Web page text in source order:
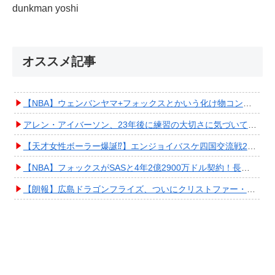
dunkman yoshi
オススメ記事
【NBA】ウェンバンヤマ+フォックスとかいう化け物コンビが爆誕してしまうwwwwwwwwww
アレン・アイバーソン、23年後に練習の大切さに気づいてしまうwwwwwwwwwwww
【天才女性ボーラー爆誕⁉︎】エンジョイバスケ四国交流戦2025 in 香川③ #エアボーズ #427
【NBA】フォックスがSASと4年2億2900万ドル契約！長期確保しPO進出へ期待高まる
【朗報】広島ドラゴンフライズ、ついにクリストファー・スミス獲得キタ━━━━(ﾟ∀ﾟ)━━━━!!